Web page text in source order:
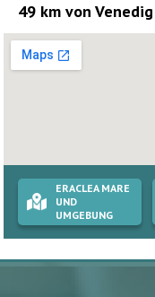
49 km von Venedig
ERACLEA MARE
UND
UMGEBUNG